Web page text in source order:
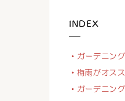
INDEX
・ガーデニン
・梅雨がオス
・ガーデニン